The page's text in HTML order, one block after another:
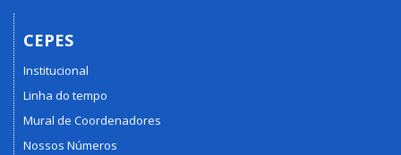
CEPES
Institucional
Linha do tempo
Mural de Coordenadores
Nossos Números